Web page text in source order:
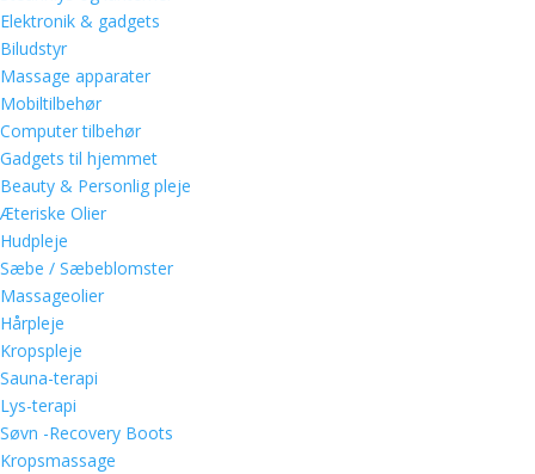
Elektronik & gadgets
Biludstyr
Massage apparater
Mobiltilbehør
Computer tilbehør
Gadgets til hjemmet
Beauty & Personlig pleje
Æteriske Olier
Hudpleje
Sæbe / Sæbeblomster
Massageolier
Hårpleje
Kropspleje
Sauna-terapi
Lys-terapi
Søvn -Recovery Boots
Kropsmassage